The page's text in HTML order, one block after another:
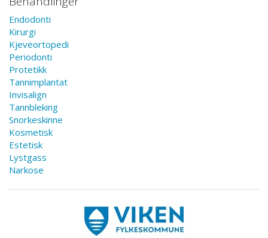
Endodonti
Kirurgi
Kjeveortopedi
Periodonti
Protetikk
Tannimplantat
Invisalign
Tannbleking
Snorkeskinne
Kosmetisk
Estetisk
Lystgass
Narkose